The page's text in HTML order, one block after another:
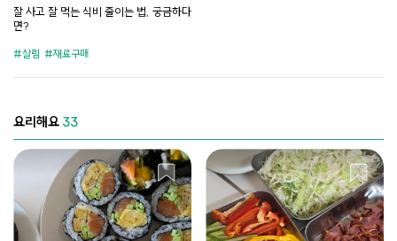
잘 사고 잘 먹는 식비 줄이는 법, 궁금하다
면?
살림 재료구매
요리해요 33